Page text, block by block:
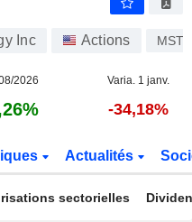
Inc Actions
2026 Varia. 1 janv.
-34,18%
Actualités
sectorielles